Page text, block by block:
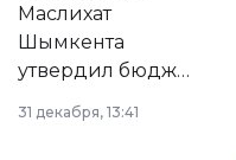
Маслихат
Шымкента
утвердил бюджет
города на 2026–
2028 годы.
31 декабря, 13:41